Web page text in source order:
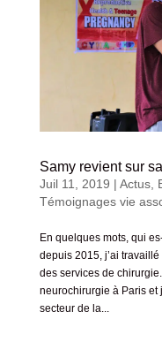
Samy revient sur
Juil 11, 2019 | Actus,
Témoignages vie
En quelques mots, qui
depuis 2015, j’ai
des services de
neurochirurgie à Paris et
secteur de la...